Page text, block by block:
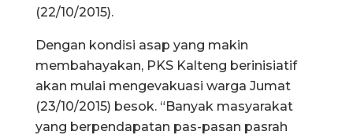
(22/10/2015).
Dengan kondisi asap yang makin
membahayakan, PKS Kalteng berinisiatif
akan mulai mengevakuasi warga Jumat
(23/10/2015) besok. “Banyak masyarakat
yang berpendapatan pas-pasan pasrah